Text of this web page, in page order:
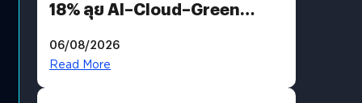
18% ลุย AI–Cloud–Green
Revenue เร่งเครื่อง New
06/08/2026
Read More